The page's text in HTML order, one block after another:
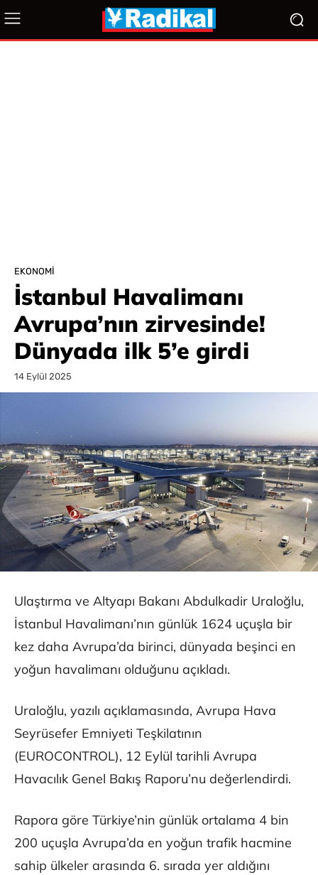
EKONOMI
İstanbul Havalimanı
Avrupa’nın zirvesinde!
Dünyada ilk 5’e girdi
14 Eylül 2025
Ulaştırma ve Altyapı Bakanı Abdulkadir Uraloğlu,
İstanbul Havalimanı’nın günlük 1624 uçuşla bir
kez daha Avrupa’da birinci, dünyada beşinci en
yoğun havalimanı olduğunu açıkladı.
Uraloğlu, yazılı açıklamasında, Avrupa Hava
Seyrüsefer Emniyeti Teşkilatının
(EUROCONTROL), 12 Eylül tarihli Avrupa
Havacılık Genel Bakış Raporu’nu değerlendirdi.
Rapora göre Türkiye’nin günlük ortalama 4 bin
200 uçuşla Avrupa’da en yoğun trafik hacmine
sahip ülkeler arasında 6. sırada yer aldığını